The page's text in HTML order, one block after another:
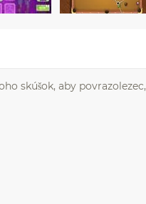
skúšok, aby povrazolezec,